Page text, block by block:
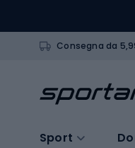
Consegna da
Sport